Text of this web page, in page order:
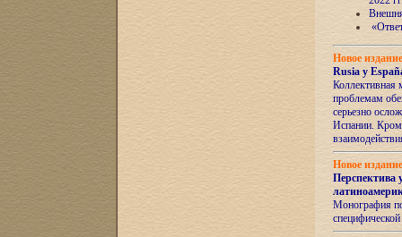
Новое
Rusia y
Коллективная
проблемам
серьезно
Испании.
Новое
Перспектива
Монография